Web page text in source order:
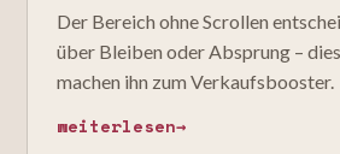
Der Bereich ohne Scrollen
über Bleiben oder Absprung –
machen ihn zum Verkaufsbooster.
weiterlesen→